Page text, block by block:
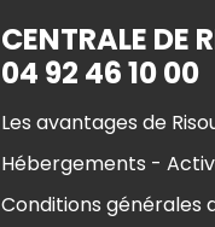
CENTRALE DE
04 92 46 10 00
Les avantages de
Hébergements -
Conditions générales